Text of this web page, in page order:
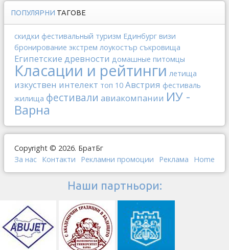
ПОПУЛЯРНИ ТАГОВЕ
скидки фестивальный туризм Единбург визи
бронирование экстрем лоукостър съкровища
Египетские древности домашные питомцы
Класации и рейтинги летища
изкуствен интелект топ 10 Австрия фестиваль
жилища фестивали авиакомпании ИУ -
Варна
Copyright © 2026. БратБг
За нас Контакти Рекламни промоции Реклама Home
Наши партньори: